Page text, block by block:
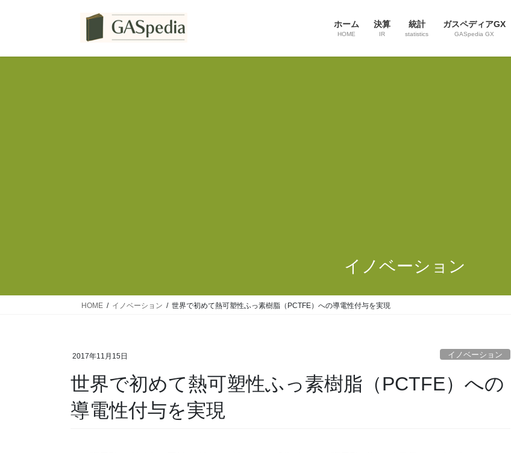
ホーム
HOME
決算
IR
統計
statistics
ガスペディアGX
GASpedia GX
イノベーション
HOME イノベーション 世界で初めて熱可塑性ふっ素樹脂（PCTFE）への導電性付与を実現
2017年11月15日 イノベーション
世界で初めて熱可塑性ふっ素樹脂（PCTFE）への
導電性付与を実現